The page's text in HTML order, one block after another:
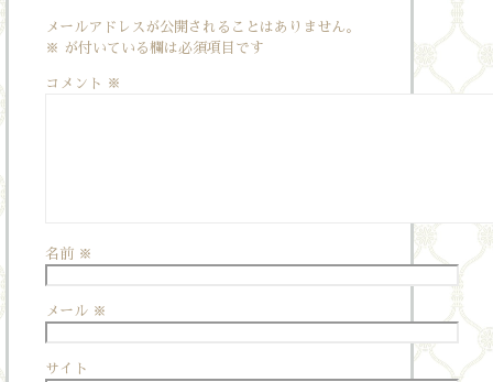
メールアドレスが公開されることはありません。
※
が付いている欄は必須項目です
コメント ※
名前 ※
メール ※
サイト